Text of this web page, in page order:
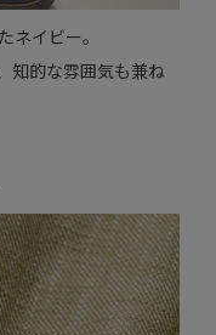
ネイビー。
知的な雰囲気も兼ね